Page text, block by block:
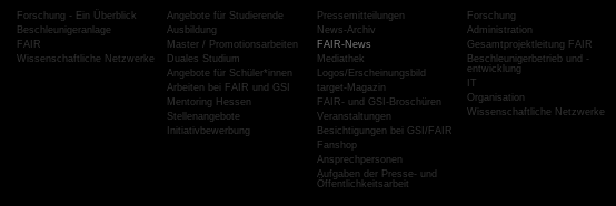
Forschung - Ein Überblick
Beschleunigeranlage
FAIR
Wissenschaftliche Netzwerke
Angebote für Studierende
Ausbildung
Master / Promotionsarbeiten
Duales Studium
Angebote für Schüler*innen
Arbeiten bei FAIR und GSI
Mentoring Hessen
Stellenangebote
Initiativbewerbung
Pressemitteilungen
News-Archiv
FAIR-News
Mediathek
Logos/Erscheinungsbild
target-Magazin
FAIR- und GSI-Broschüren
Veranstaltungen
Besichtigungen bei GSI/FAIR
Fanshop
Ansprechpersonen
Aufgaben der Presse- und
Öffentlichkeitsarbeit
Forschung
Administration
Gesamtprojektleitung FAIR
Beschleunigerbetrieb und -
entwicklung
IT
Organisation
Wissenschaftliche Netzwerke